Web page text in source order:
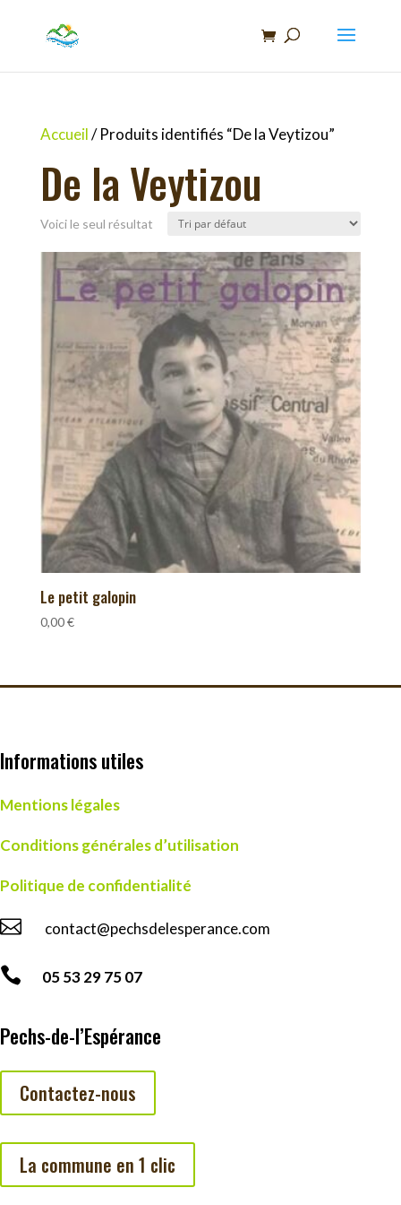
Accueil/ Produits identifiés “De la Veytizou”
De la Veytizou
Voici le seul résultat
Le petit galopin
0,00€
Informations utiles
Mentions légales
Conditions générales d’utilisation
Politique de confidentialité
 contact@pechsdelesperance.com
 05 53 29 75 07
Pechs-de-l’Espérance
Contactez-nous
La commune en 1 clic